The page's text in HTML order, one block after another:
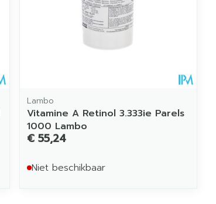
Lambo
Vitamine A Retinol 3.333ie Parels
1000 Lambo
€ 55,24
Niet beschikbaar